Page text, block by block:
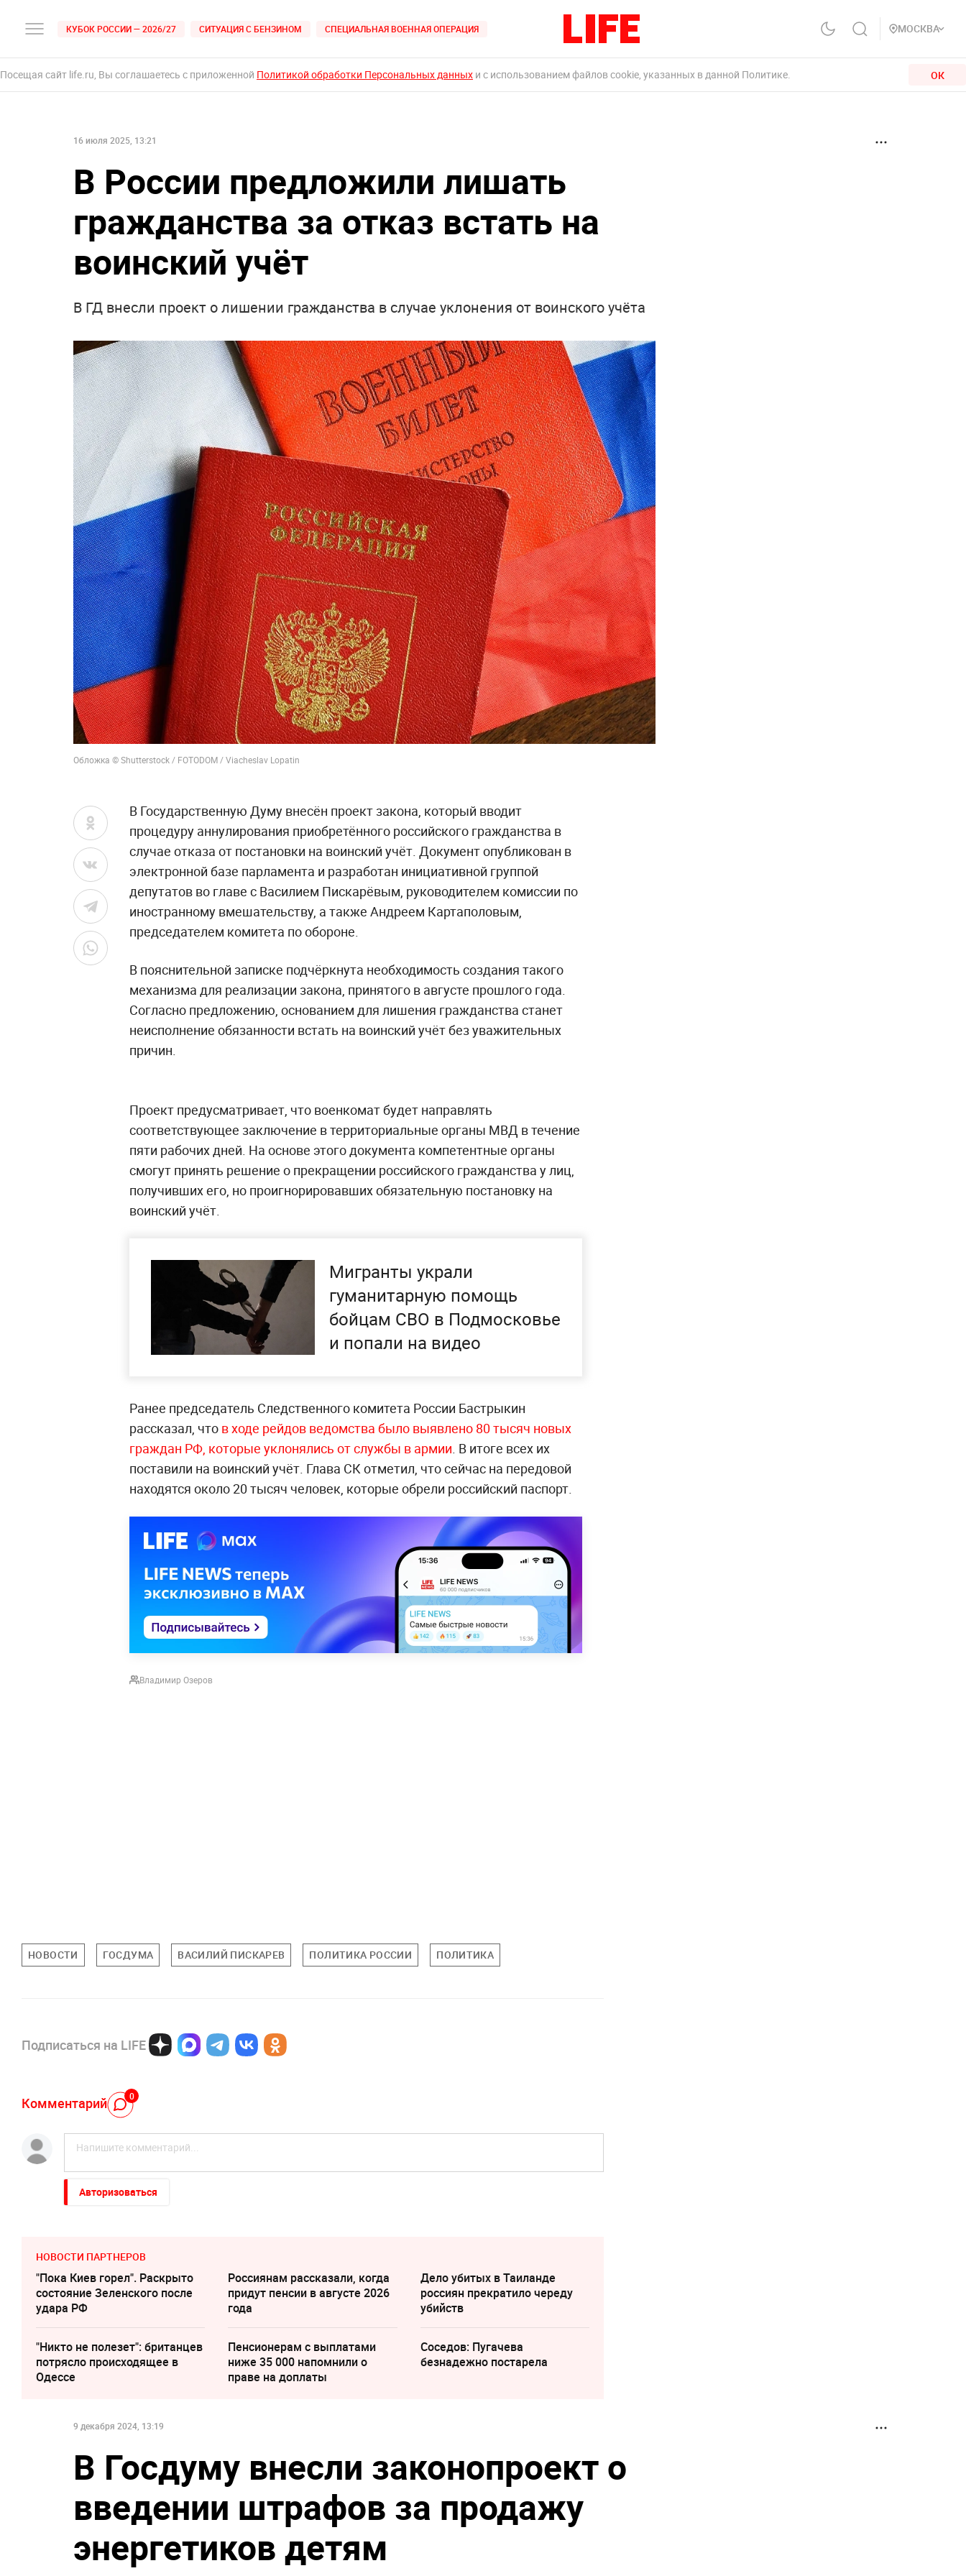
КУБОК РОССИИ — 2026/27 СИТУАЦИЯ С БЕНЗИНОМ СПЕЦИАЛЬНАЯ ВОЕННАЯ ОПЕРАЦИЯ МОСКВА
Посещая сайт life.ru, Вы соглашаетесь с приложенной Политикой обработки Персональных данных и с использованием файлов cookie, указанных в данной Политике. ОК
16 июля 2025, 13:21
В России предложили лишать
гражданства за отказ встать на
воинский учёт
В ГД внесли проект о лишении гражданства в случае уклонения от воинского учёта
Обложка © Shutterstock / FOTODOM / Viacheslav Lopatin
В Государственную Думу внесён проект закона, который вводит
процедуру аннулирования приобретённого российского гражданства в
случае отказа от постановки на воинский учёт. Документ опубликован в
электронной базе парламента и разработан инициативной группой
депутатов во главе с Василием Пискарёвым, руководителем комиссии по
иностранному вмешательству, а также Андреем Картаполовым,
председателем комитета по обороне.
В пояснительной записке подчёркнута необходимость создания такого
механизма для реализации закона, принятого в августе прошлого года.
Согласно предложению, основанием для лишения гражданства станет
неисполнение обязанности встать на воинский учёт без уважительных
причин.
Проект предусматривает, что военкомат будет направлять
соответствующее заключение в территориальные органы МВД в течение
пяти рабочих дней. На основе этого документа компетентные органы
смогут принять решение о прекращении российского гражданства у лиц,
получивших его, но проигнорировавших обязательную постановку на
воинский учёт.
Мигранты украли
гуманитарную помощь
бойцам СВО в Подмосковье
и попали на видео
Ранее председатель Следственного комитета России Бастрыкин
рассказал, что в ходе рейдов ведомства было выявлено 80 тысяч новых
граждан РФ, которые уклонялись от службы в армии . В итоге всех их
поставили на воинский учёт. Глава СК отметил, что сейчас на передовой
находятся около 20 тысяч человек, которые обрели российский паспорт.
Владимир Озеров
НОВОСТИ ГОСДУМА ВАСИЛИЙ ПИСКАРЕВ ПОЛИТИКА РОССИИ ПОЛИТИКА
Подписаться на LIFE
Комментарий 0
Авторизоваться
НОВОСТИ ПАРТНЕРОВ
"Пока Киев горел". Раскрыто
состояние Зеленского после
удара РФ
Россиянам рассказали, когда
придут пенсии в августе 2026
года
Дело убитых в Таиланде
россиян прекратило череду
убийств
"Никто не полезет": британцев
потрясло происходящее в
Одессе
Пенсионерам с выплатами
ниже 35 000 напомнили о
праве на доплаты
Соседов: Пугачева
безнадежно постарела
9 декабря 2024, 13:19
В Госдуму внесли законопроект о
введении штрафов за продажу
энергетиков детям